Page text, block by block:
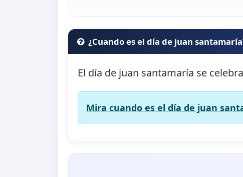
¿Cuando es el día de juan
El día de juan santamaría se
Mira cuando es el día de juan